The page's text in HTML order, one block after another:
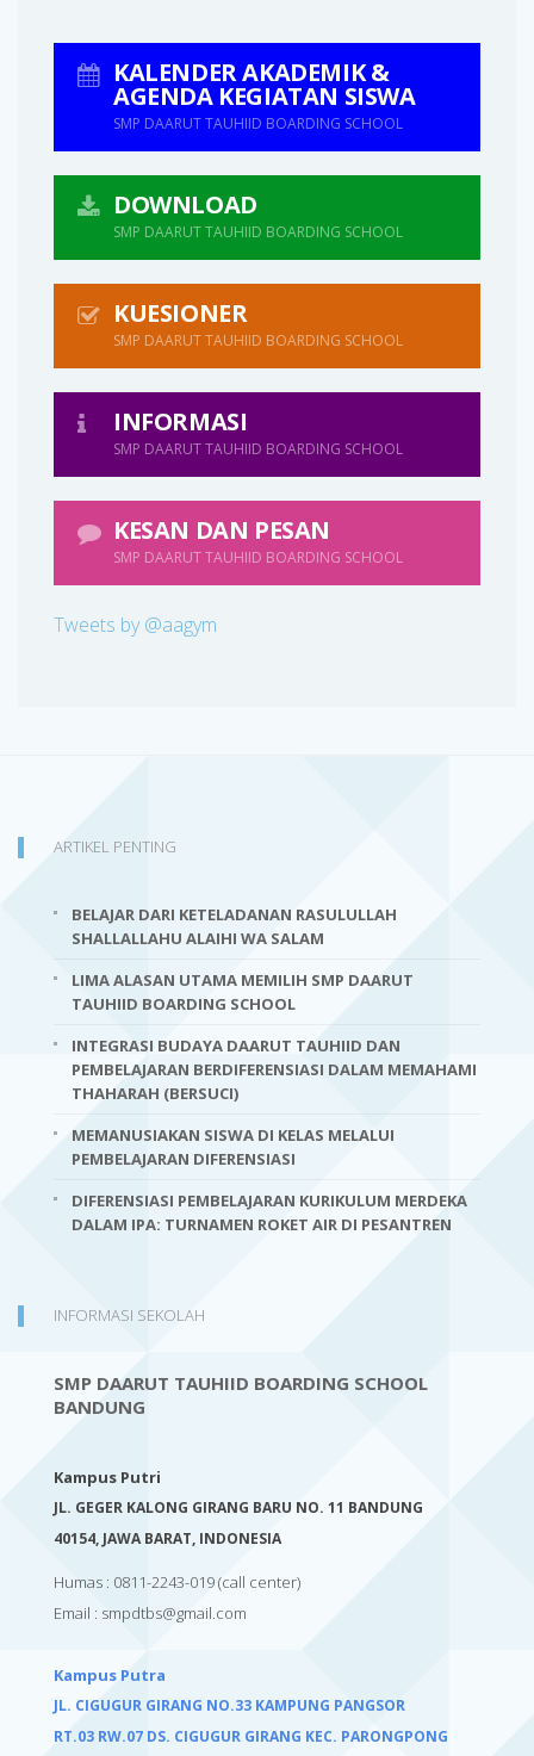
KALENDER AKADEMIK &
AGENDA KEGIATAN SISWA
SMP DAARUT TAUHIID BOARDING SCHOOL
DOWNLOAD
SMP DAARUT TAUHIID BOARDING SCHOOL
KUESIONER
SMP DAARUT TAUHIID BOARDING SCHOOL
INFORMASI
SMP DAARUT TAUHIID BOARDING SCHOOL
KESAN DAN PESAN
SMP DAARUT TAUHIID BOARDING SCHOOL
Tweets by @aagym
ARTIKEL PENTING
BELAJAR DARI KETELADANAN RASULULLAH
SHALLALLAHU ALAIHI WA SALAM
LIMA ALASAN UTAMA MEMILIH SMP DAARUT
TAUHIID BOARDING SCHOOL
INTEGRASI BUDAYA DAARUT TAUHIID DAN
PEMBELAJARAN BERDIFERENSIASI DALAM MEMAHAMI
THAHARAH (BERSUCI)
MEMANUSIAKAN SISWA DI KELAS MELALUI
PEMBELAJARAN DIFERENSIASI
DIFERENSIASI PEMBELAJARAN KURIKULUM MERDEKA
DALAM IPA: TURNAMEN ROKET AIR DI PESANTREN
INFORMASI SEKOLAH
SMP DAARUT TAUHIID BOARDING SCHOOL
BANDUNG
Kampus Putri
JL. GEGER KALONG GIRANG BARU NO. 11 BANDUNG
40154, JAWA BARAT, INDONESIA
Humas : 0811-2243-019(call center)
Email : smpdtbs@gmail.com
Kampus Putra
JL. CIGUGUR GIRANG NO.33 KAMPUNG PANGSOR
RT.03 RW.07 DS. CIGUGUR GIRANG KEC. PARONGPONG